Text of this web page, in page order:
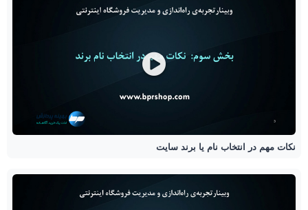
نکات مهم در انتخاب نام یا برند سایت